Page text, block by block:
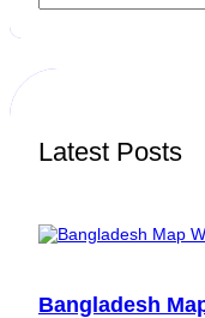
a
h
Latest Posts
Bangladesh